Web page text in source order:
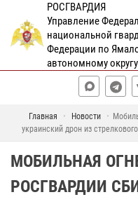
РОСГВАРДИЯ
Управление
национальной
Федерации по
автономному округу
Главная Новости
украинский дрон из
МОБИЛЬНАЯ
РОСГВАРДИИ